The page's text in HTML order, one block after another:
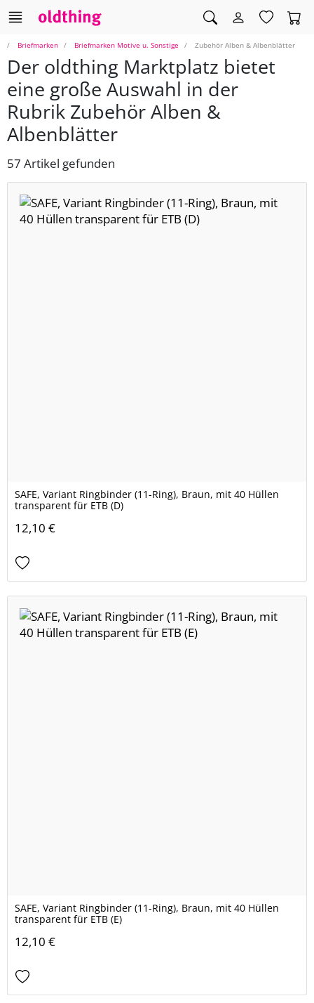
Briefmarken Briefmarken Motive u. Sonstige Zubehör Alben & Albenblätter
Der oldthing Marktplatz bietet
eine große Auswahl in der
Rubrik Zubehör Alben &
Albenblätter
57 Artikel gefunden
SAFE, Variant Ringbinder (11-Ring), Braun, mit 40 Hüllen
transparent für ETB (D)
12,10 €
SAFE, Variant Ringbinder (11-Ring), Braun, mit 40 Hüllen
transparent für ETB (E)
12,10 €